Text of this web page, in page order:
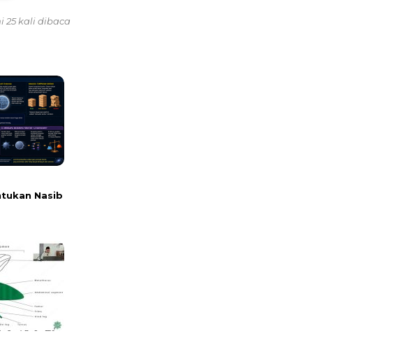
25 kali dibaca
Nasib